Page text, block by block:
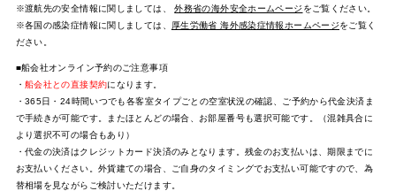
※渡航先の安全情報に関しましては、外務省の海外安全ホームページ をご覧ください。
※各国の感染症情報に関しましては、
厚生労働省 海外感染症情報ホームページをご覧く
ださい。
■船会社オンライン予約のご注意事項
・ 船会社との直接契約になります。
・365日・24時間いつでも各客室タイプごとの空室状況の確認、ご予約から代金決済ま
で手続きが可能です。またほとんどの場合、お部屋番号も選択可能です。（混雑具合に
より選択不可の場合もあり）
・代金の決済はクレジットカード決済のみとなります。残金のお支払いは、期限までに
お支払いください。外貨建ての場合、ご自身のタイミングでお支払い可能ですので、為
替相場を見ながらご検討いただけます。